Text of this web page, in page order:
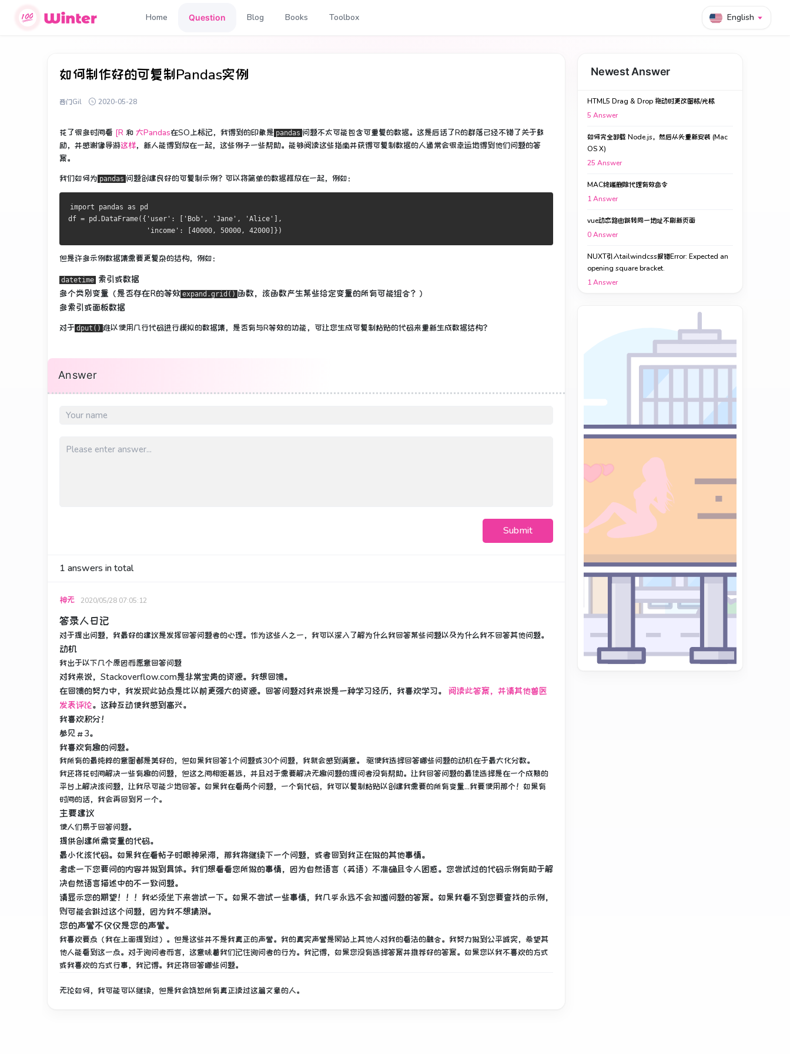
Home Question Blog Books Toolbox English
如何制作好的可复制Pandas实例
西门Gil 2020-05-28
花了很多时间看 [R 和 大Pandas在SO上标记，我得到的印象是 pandas 问题不太可能包含可重复的数据。 这是后话了R的群落已经不错了关于鼓
励，并感谢像导游这样，新人能得到放在一起，这些例子一些帮助。 能够阅读这些指南并获得可复制数据的人通常会很幸运地得到他们问题的答
案。
我们如何为 pandas 问题创建良好的可复制示例？ 可以将简单的数据框放在一起，例如：
import pandas as pd
df = pd . DataFrame({ 'user' : 'Bob' , 'Jane' , 'Alice'
],
'income' : 40000, 50000, 42000 ]})
但是许多示例数据集需要更复杂的结构，例如：
datetime 索引或数据
多个类别变量（是否存在R的等效 expand.grid() 函数，该函数产生某些给定变量的所有可能组合？）
多索引或面板数据
对于 dput() 难以使用几行代码进行模拟的数据集，是否有与R等效的功能，可让您生成可复制粘贴的代码来重新生成数据结构？
Answer
Submit
1 answers in total
神无 2020/05/28 07:05:12
答录人日记
对于提出问题，我最好的建议是发挥回答问题者的心理。 作为这些人之一，我可以深入了解为什么我回答某些问题以及为什么我不回答其他问题。
动机
我出于以下几个原因而愿意回答问题
对我来说，Stackoverflow.com是非常宝贵的资源。 我想回馈。
在回馈的努力中，我发现此站点是比以前更强大的资源。 回答问题对我来说是一种学习经历，我喜欢学习。 阅读此答案，并请其他兽医
发表评论。 这种互动使我感到高兴。
我喜欢积分！
参见＃3。
我喜欢有趣的问题。
我所有的最纯粹的意图都是美好的，但如果我回答1个问题或30个问题，我就会感到满意。 驱使我选择回答哪些问题的动机在于最大化分数。
我还将花时间解决一些有趣的问题，但这之间相距甚远，并且对于需要解决无趣问题的提问者没有帮助。 让我回答问题的最佳选择是在一个成熟的
平台上解决该问题，让我尽可能少地回答。 如果我在看两个问题，一个有代码，我可以复制粘贴以创建我需要的所有变量...我要使用那个！ 如果有
时间的话，我会再回到另一个。
主要建议
使人们易于回答问题。
提供创建所需变量的代码。
最小化该代码。 如果我在看帖子时眼神呆滞，那我将继续下一个问题，或者回到我正在做的其他事情。
考虑一下您要问的内容并做到具体。 我们想看看您所做的事情，因为自然语言（英语）不准确且令人困惑。 您尝试过的代码示例有助于解
决自然语言描述中的不一致问题。
请显示您的期望！！！ 我必须坐下来尝试一下。 如果不尝试一些事情，我几乎永远不会知道问题的答案。 如果我看不到您要查找的示例，
则可能会跳过这个问题，因为我不想猜测。
您的声誉不仅仅是您的声誉。
我喜欢要点（我在上面提到过）。 但是这些并不是我真正的声誉。 我的真实声誉是网站上其他人对我的看法的融合。 我努力做到公平诚实，希望其
他人能看到这一点。 对于询问者而言，这意味着我们记住询问者的行为。 我记得，如果您没有选择答案并推荐好的答案。 如果您以我不喜欢的方式
或我喜欢的方式行事，我记得。 我还将回答哪些问题。
无论如何，我可能可以继续，但是我会饶恕所有真正读过这篇文章的人。
Newest Answer
HTML5 Drag & Drop 拖动时更改图标/光标
5 Answer
如何完全卸载 Node.js，然后从头重新安装 (Mac
OS X)
25 Answer
MAC终端删除代理有效命令
1Answer
vue动态路由跳转同一地址不刷新页面
0Answer
NUXT引入tailwindcss报错Error: Expected an
opening square bracket.
1Answer